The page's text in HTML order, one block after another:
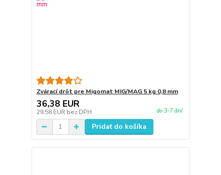
Zvárací drôt pre Migomat MIG/MAG 5 kg 0,8 mm
36,38 EUR
29,58 EUR bez DPH do 3-7 dní
Pridať do košíka